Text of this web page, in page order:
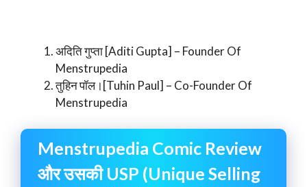
अदिति गुप्ता [Aditi Gupta] – Founder Of
Menstrupedia
तुहिन पॉल।[Tuhin Paul] – Co-Founder Of
Menstrupedia
Menstrupedia Comic Review
और उसकी USP (Unique Selling